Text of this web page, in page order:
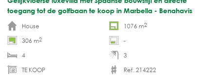
toegang tot de golfbaan te koop in Marbella - Benahavis
House
1076 m2
306 m2
-
4
3
TE KOOP
Ref. 214222